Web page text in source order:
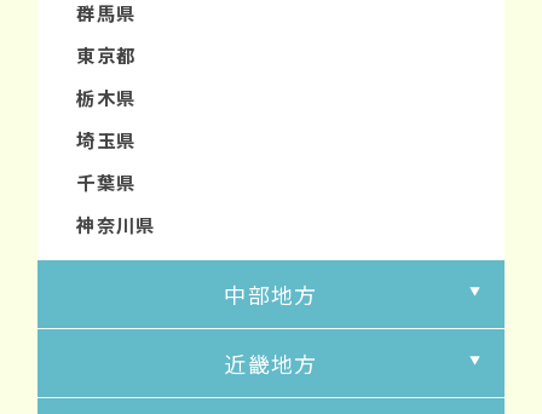
群馬県
東京都
栃木県
埼玉県
千葉県
神奈川県
中部地方
近畿地方